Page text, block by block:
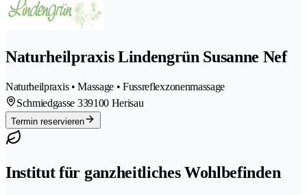
Naturheilpraxis Lindengrün Susanne Nef
Naturheilpraxis • Massage • Fussreflexzonenmassage
Schmiedgasse 339100 Herisau
Termin reservieren
Institut für ganzheitliches Wohlbefinden